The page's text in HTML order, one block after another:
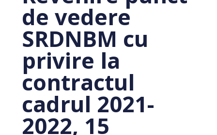
de vedere
SRDNBM cu
privire la
contractul
cadrul 2021-
2022, 15